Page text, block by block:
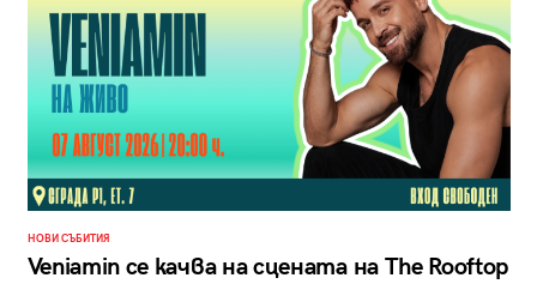
НОВИ СЪБИТИЯ
Veniamin се качва на сцената на The Rooftop